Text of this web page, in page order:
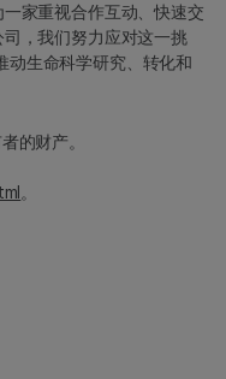
家重视合作互动、快速交
，我们努力应对这一挑
动生命科学研究、转化和
的财产。
。